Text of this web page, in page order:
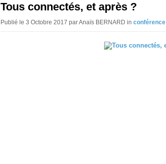
Tous connectés, et après ?
Publié le 3 Octobre 2017 par Anaïs BERNARD in conférence